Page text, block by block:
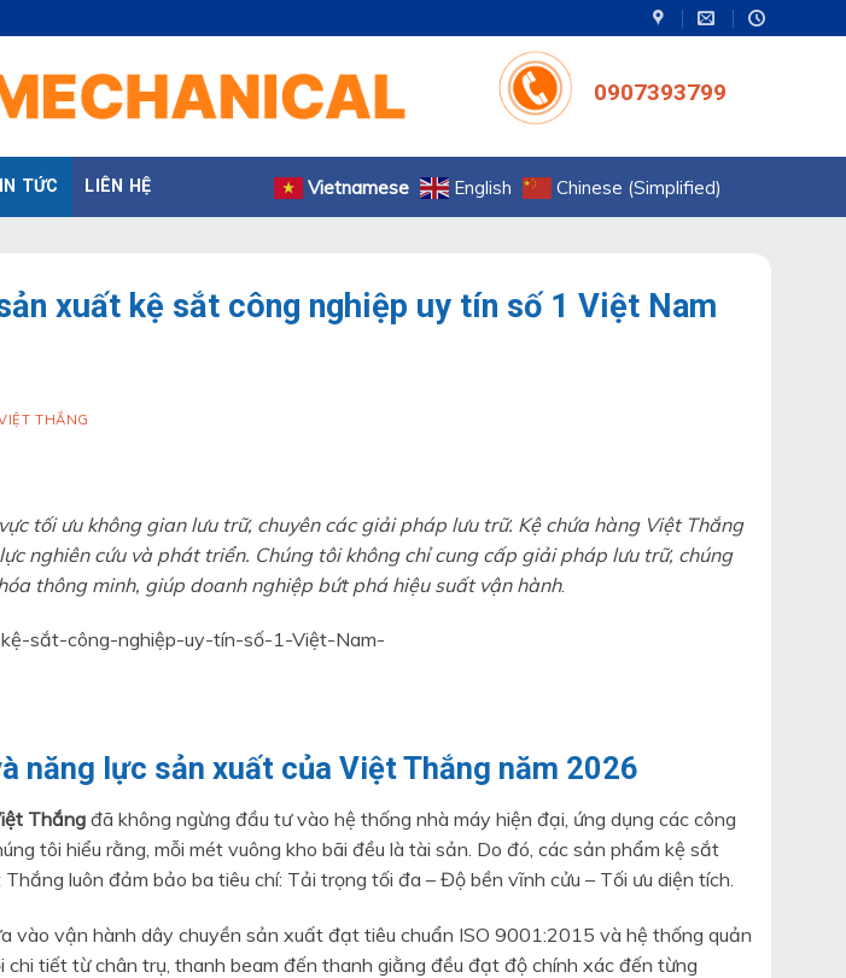
0907393799
TỨC LIÊN HỆ Vietnamese English Chinese (Simplified)
xuất kệ sắt công nghiệp uy tín số 1 Việt Nam
THẮNG
tối ưu không gian lưu trữ, chuyên các giải pháp lưu trữ. Kệ chứa hàng Việt Thắng
nghiên cứu và phát triển. Chúng tôi không chỉ cung cấp giải pháp lưu trữ, chúng
thông minh, giúp doanh nghiệp bứt phá hiệu suất vận hành.
năng lực sản xuất của Việt Thắng năm 2026
Thắngđã không ngừng đầu tư vào hệ thống nhà máy hiện đại, ứng dụng các công
tôi hiểu rằng, mỗi mét vuông kho bãi đều là tài sản. Do đó, các sản phẩm kệ sắt
luôn đảm bảo ba tiêu chí: Tải trọng tối đa – Độ bền vĩnh cửu – Tối ưu diện tích.
vào vận hành dây chuyền sản xuất đạt tiêu chuẩn ISO 9001:2015 và hệ thống quản
chi tiết từ chân trụ, thanh beam đến thanh giằng đều đạt độ chính xác đến từng